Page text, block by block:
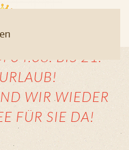
04.08. BIS 21.
WIR WIEDER
FÜR SIE DA!